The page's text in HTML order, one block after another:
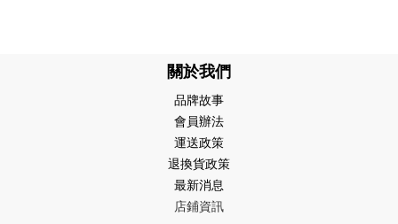
關於我們
品牌故事
會員辦法
運送政策
退換貨政策
最新消息
店鋪資訊